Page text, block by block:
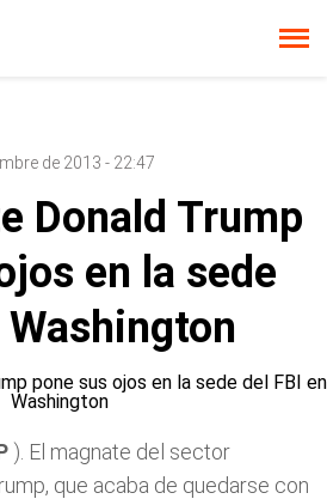
de 2013 - 22:47
Donald Trump
en la sede
). El magnate del sector
que acaba de quedarse con